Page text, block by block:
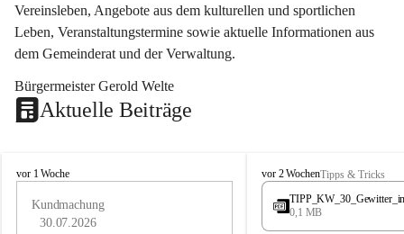
Vereinsleben, Angebote aus dem kulturellen und sportlichen
Leben, Veranstaltungstermine sowie aktuelle Informationen aus
dem Gemeinderat und der Verwaltung.
Bürgermeister Gerold Welte
Aktuelle Beiträge
L
vor 1 Woche
Kundmachung
30.07.2026
L
a
e
vor 2 WochenTipps & Tricks
0,1 MB